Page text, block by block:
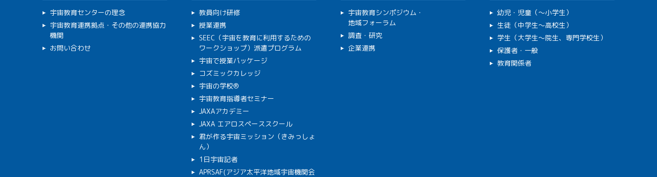
宇宙教育センターの理念
宇宙教育連携拠点・その他の連携協力
機関
お問い合わせ
教員向け研修
授業連携
SEEC（宇宙を教育に利用するための
ワークショップ）派遣プログラム
宇宙で授業パッケージ
コズミックカレッジ
宇宙の学校®
宇宙教育指導者セミナー
JAXAアカデミー
JAXA エアロスペーススクール
君が作る宇宙ミッション（きみっしょ
ん）
1日宇宙記者
APRSAF(アジア太平洋地域宇宙機関会
宇宙教育シンポジウム・
地域フォーラム
調査・研究
企業連携
幼児・児童（～小学生）
生徒（中学生～高校生）
学生（大学生～院生、専門学校生）
保護者・一般
教育関係者